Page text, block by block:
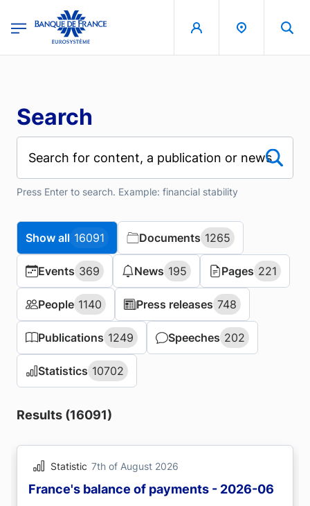
Search
Press Enter to search. Example: financial stability
Show all 16091
Show all 16091 Documents 1265
Documents 1265
Events 369
Events 369 News 195
News 195 Pages 221
Pages 221
People 1140
People 1140 Press releases 748
Press releases 748
Publications 1249
Publications 1249 Speeches 202
Speeches 202
Statistics 10702
Statistics 10702
Results (16091)
Statistic 7th of August 2026
France's balance of payments - 2026-06